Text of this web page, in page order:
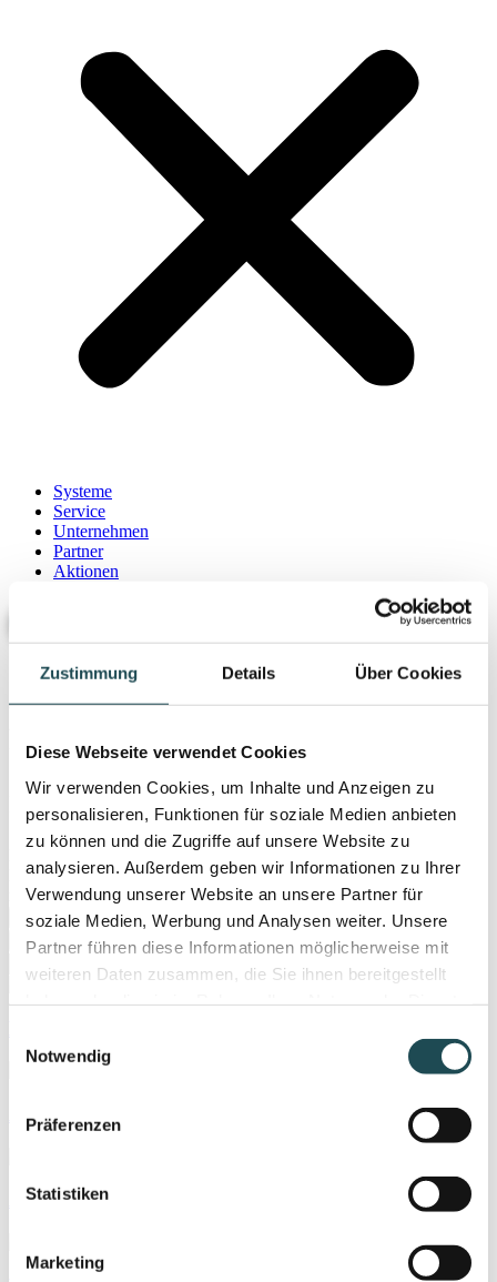
Zustimmung Details Über Cookies
Diese Webseite verwendet Cookies
Wir verwenden Cookies, um Inhalte und Anzeigen zu
personalisieren, Funktionen für soziale Medien anbieten
zu können und die Zugriffe auf unsere Website zu
analysieren. Außerdem geben wir Informationen zu Ihrer
Verwendung unserer Website an unsere Partner für
soziale Medien, Werbung und Analysen weiter. Unsere
Partner führen diese Informationen möglicherweise mit
weiteren Daten zusammen, die Sie ihnen bereitgestellt
Notwendig
Präferenzen
Statistiken
Marketing
Systeme
Service
Unternehmen
Partner
Aktionen
Kontakt
Diagnostische
Ultraschallsysteme für alle
medizinischen Fachbereiche
Neue und ISO 0751-geprüfte Gebrauchtsysteme führender
Hersteller mit Gewährleistung und KV-Zulassung. Von kompakten
mobilen Geräten bis zu High-EndSystemen für alle Fachbereiche.
GE Healthcare Mindray
Siemens
Gynäkologie/Urologie
Kardiologie/Innere Orthopädie
ACUSON Maple™
ACUSON Juniper™